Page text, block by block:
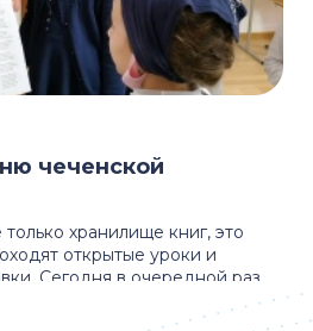
хранилище книг, это
открытые уроки и
Сегодня в очередной раз
чеченской